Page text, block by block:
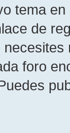
tema
de
foro